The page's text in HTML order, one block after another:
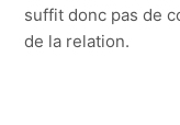
suffit donc pas de
de la relation.